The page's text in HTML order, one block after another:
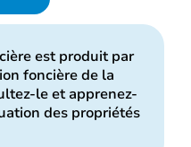
est produit par
foncière de la
le et apprenez-
des propriétés